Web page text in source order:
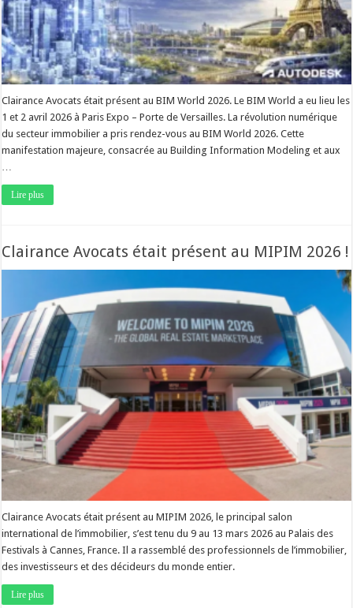
Clairance Avocats était présent au BIM World 2026. Le BIM World a eu lieu les
1 et 2 avril 2026 à Paris Expo – Porte de Versailles. La révolution numérique
du secteur immobilier a pris rendez-vous au BIM World 2026. Cette
manifestation majeure, consacrée au Building Information Modeling et aux
…
Lire plus
Clairance Avocats était présent au MIPIM 2026 !
Clairance Avocats était présent au MIPIM 2026, le principal salon
international de l’immobilier, s’est tenu du 9 au 13 mars 2026 au Palais des
Festivals à Cannes, France. Il a rassemblé des professionnels de l’immobilier,
des investisseurs et des décideurs du monde entier.
Lire plus